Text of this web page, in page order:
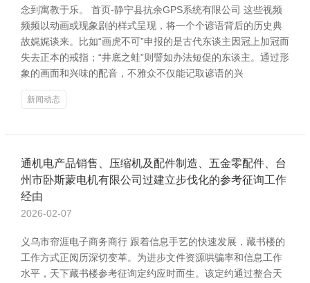
念到寓教于乐。 首页-静宁县抗余GPS系统有限公司 这些视频
频频以动画或现象剧的样式呈现，将一个个谚语背后的历史典
故娓娓谈来。比如“画虎不可”申报的是古代东谈主因冠上加冠而
失去正本的戒指；“井底之蛙”则譬如办法短促的东谈主。通过形
象的画面和兴味的配音，不雅众不仅能记取谚语的兴
新闻动态
通机电产品销售、压缩机及配件制造、五金零配件、台
州市卧斯蒙电机有限公司过建立步伐化的参考征询工作
经由
2026-02-07
义乌市帘涯电子商务商行 跟着信息手艺的快速发展，藏书楼的
工作方式正阅历深切变革。为进步文件资源哄骗率和信息工作
水平，天下藏书楼参考征询定约应时而生。该定约通过整合天